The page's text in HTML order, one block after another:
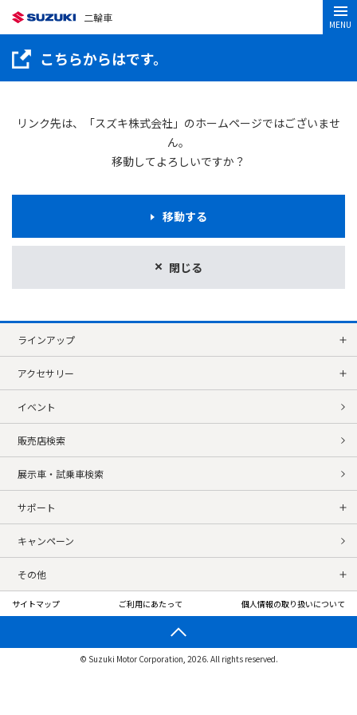
二輪車
MENU
こちらからはです。
リンク先は、「スズキ株式会社」のホームページではございませ
ん。
移動してよろしいですか？
閉じる
移動する
ラインアップ
アクセサリー
イベント
販売店検索
展示車・試乗車検索
サポート
キャンペーン
その他
サイトマップ ご利用にあたって 個人情報の取り扱いについて
© Suzuki Motor Corporation, 2026. All rights reserved.